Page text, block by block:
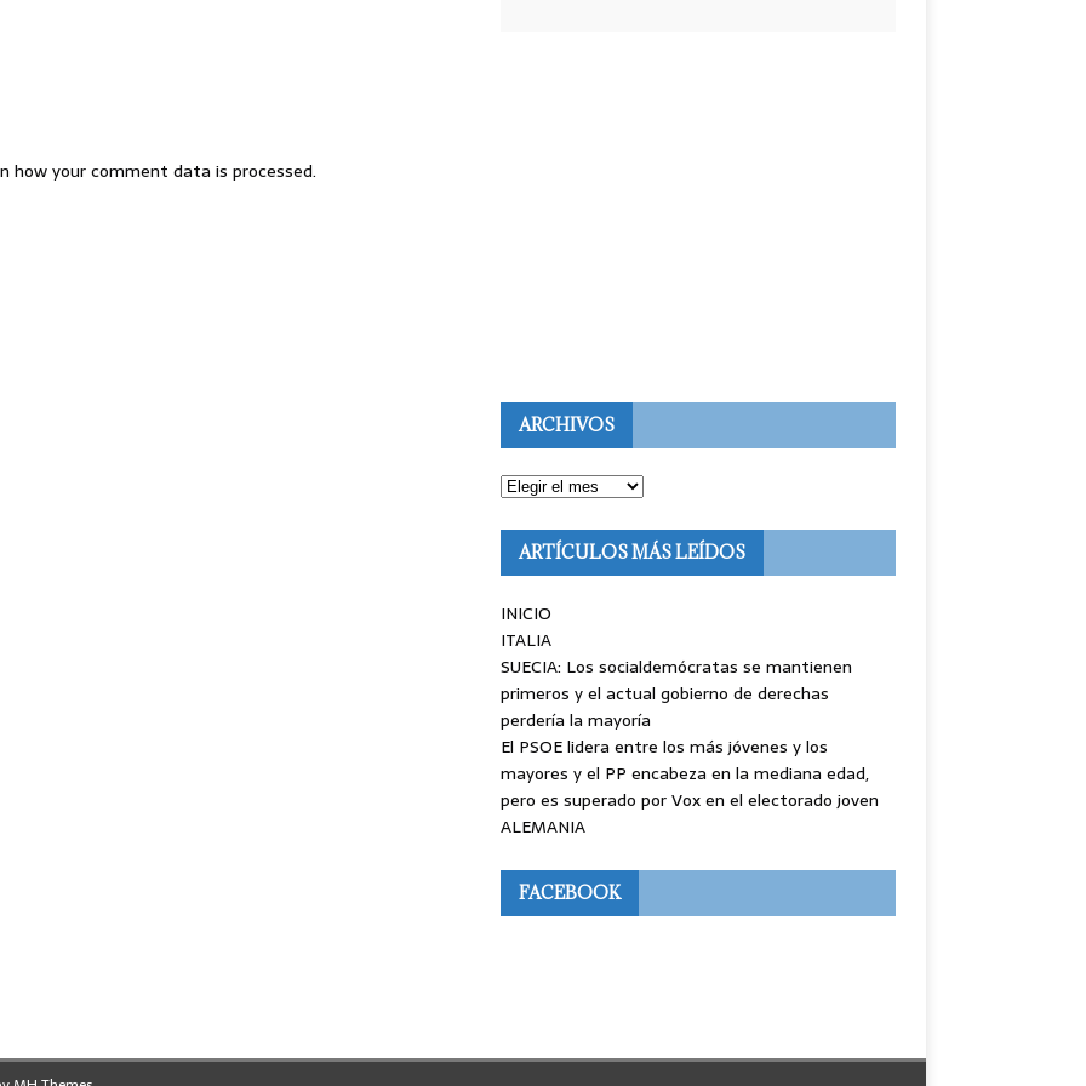
how your comment data is processed.
ARCHIVOS
ARTÍCULOS MÁS LEÍDOS
INICIO
ITALIA
SUECIA: Los socialdemócratas se mantienen
primeros y el actual gobierno de derechas
perdería la mayoría
El PSOE lidera entre los más jóvenes y los
mayores y el PP encabeza en la mediana edad,
pero es superado por Vox en el electorado joven
ALEMANIA
FACEBOOK